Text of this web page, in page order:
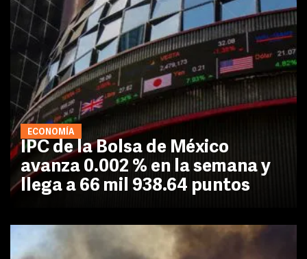
ECONOMÍA
IPC de la Bolsa de México
avanza 0.002 % en la semana y
llega a 66 mil 938.64 puntos